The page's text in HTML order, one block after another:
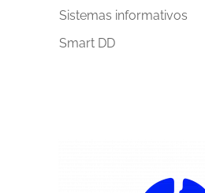
Sistemas informativos
Smart DD